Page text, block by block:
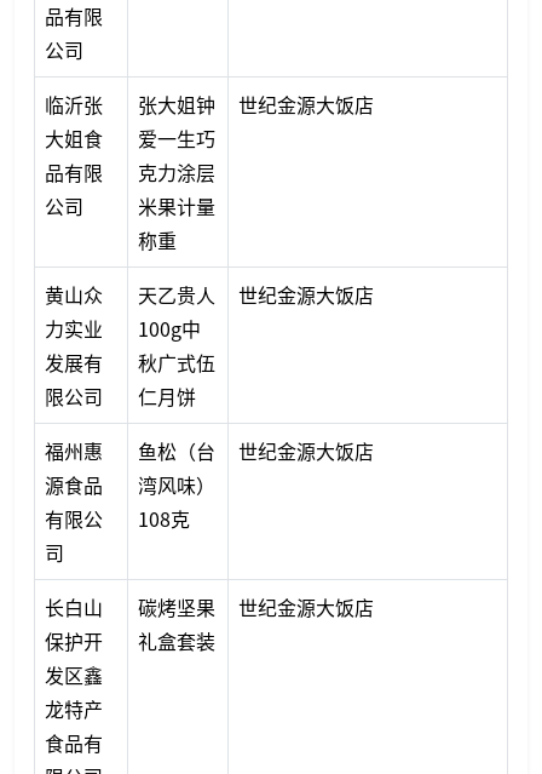
品有限
公司
临沂张
大姐食
品有限
公司
张大姐钟
爱一生巧
克力涂层
米果计量
称重
世纪金源大饭店
黄山众
力实业
发展有
限公司
天乙贵人
100g中
秋广式伍
仁月饼
世纪金源大饭店
福州惠
源食品
有限公
司
鱼松（台
湾风味）
108克
世纪金源大饭店
长白山
保护开
发区鑫
龙特产
食品有
碳烤坚果
礼盒套装
世纪金源大饭店